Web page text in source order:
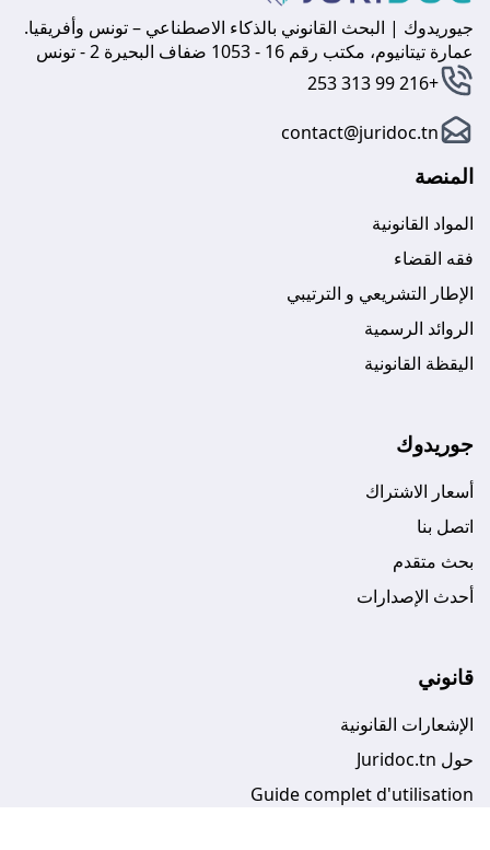
جيوريدوك | البحث القانوني بالذكاء الاصطناعي – تونس وأفريقيا.
عمارة تيتانيوم، مكتب رقم 16 - 1053 ضفاف البحيرة 2 - تونس
+216 99 313 253
contact@juridoc.tn
المنصة
المواد القانونية
فقه القضاء
الإطار التشريعي و الترتيبي
الروائد الرسمية
اليقظة القانونية
جوريدوك
أسعار الاشتراك
اتصل بنا
بحث متقدم
أحدث الإصدارات
قانوني
الإشعارات القانونية
حول Juridoc.tn
Guide complet d'utilisation